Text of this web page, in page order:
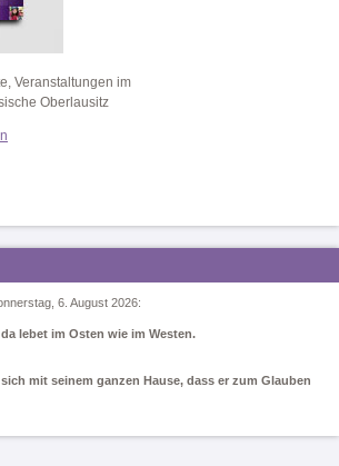
Veranstaltungen im
Oberlausitz
6. August 2026:
lebet im Osten wie im Westen.
mit seinem ganzen Hause, dass er zum Glauben